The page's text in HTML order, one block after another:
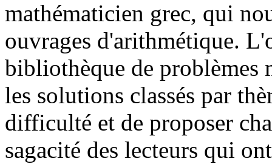
mathématicien grec, qui
ouvrages d'arithmétique.
bibliothèque de problèmes
les solutions classés par
difficulté et de proposer
sagacité des lecteurs qui